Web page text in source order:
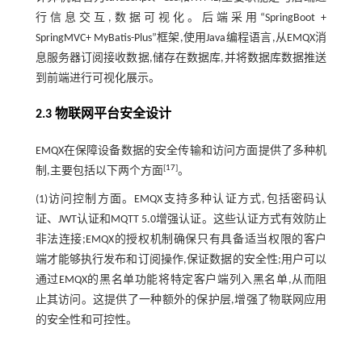
行信息交互,数据可视化。后端采用“SpringBoot +
SpringMVC+ MyBatis-Plus”框架,使用Java编程语言,从EMQX消
息服务器订阅接收数据,储存在数据库,并将数据库数据推送
到前端进行可视化展示。
2.3 物联网平台安全设计
EMQX在保障设备数据的安全传输和访问方面提供了多种机
制,主要包括以下两个方面[17]。
(1)访问控制方面。EMQX支持多种认证方式,包括密码认
证、JWT认证和MQTT 5.0增强认证。这些认证方式有效防止
非法连接;EMQX的授权机制确保只有具备适当权限的客户
端才能够执行发布和订阅操作,保证数据的安全性;用户可以
通过EMQX的黑名单功能将特定客户端列入黑名单,从而阻
止其访问。这提供了一种额外的保护层,增强了物联网应用
的安全性和可控性。